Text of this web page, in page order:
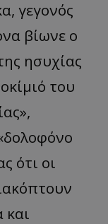
γεγονός
βίωνε ο
ησυχίας
του
ότι οι
και